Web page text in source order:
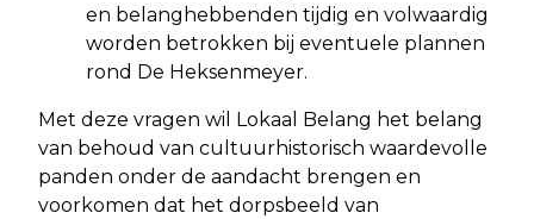
en belanghebbenden tijdig en volwaardig
worden betrokken bij eventuele plannen
rond De Heksenmeyer.
Met deze vragen wil Lokaal Belang het belang
van behoud van cultuurhistorisch waardevolle
panden onder de aandacht brengen en
voorkomen dat het dorpsbeeld van